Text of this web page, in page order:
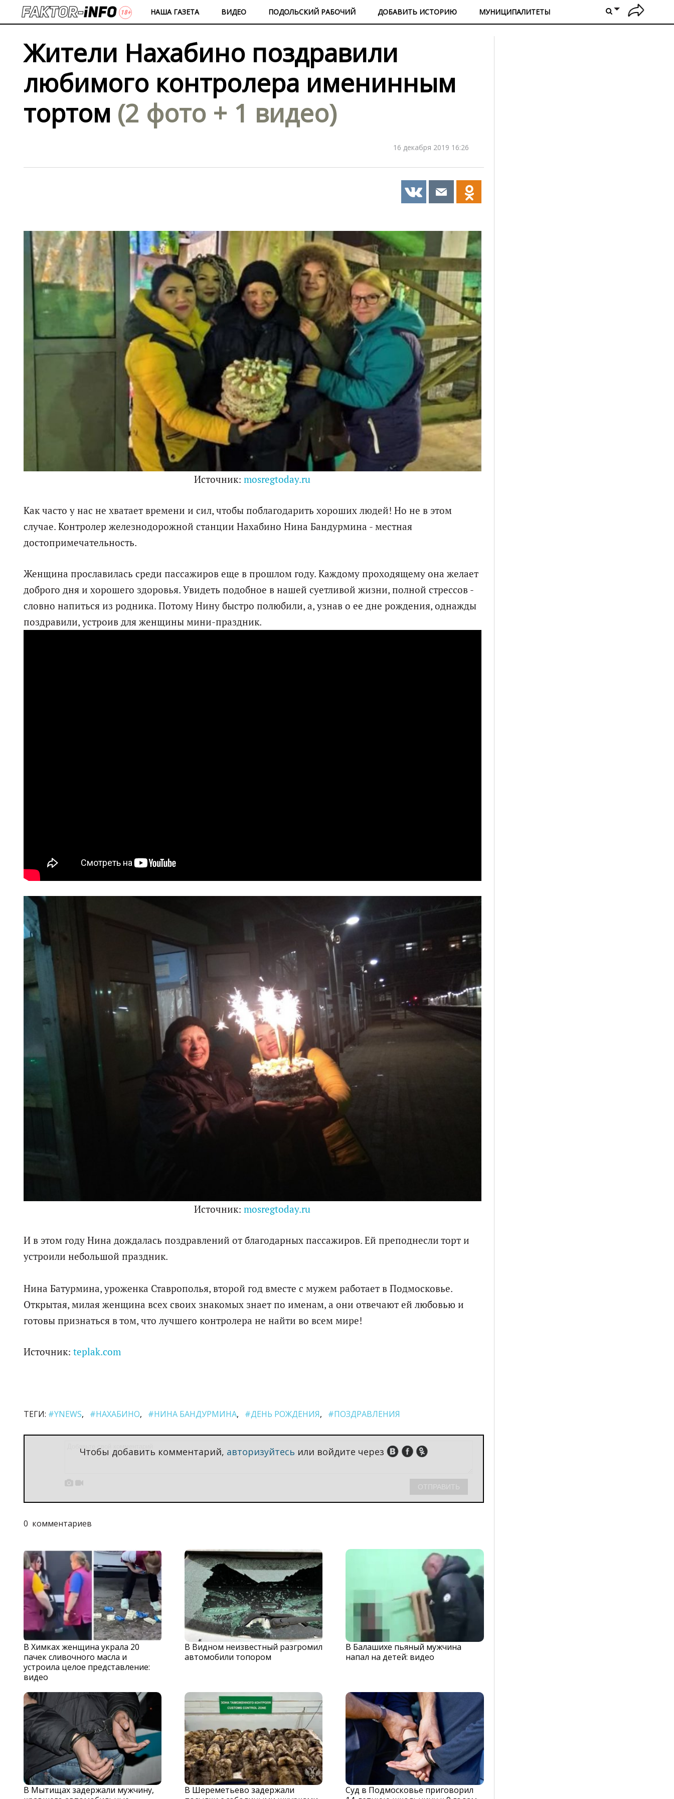
НАША ГАЗЕТА ВИДЕО ПОДОЛЬСКИЙ РАБОЧИЙ ДОБАВИТЬ ИСТОРИЮ МУНИЦИПАЛИТЕТЫ
Жители Нахабино поздравили
любимого контролера именинным
тортом (2 фото + 1 видео)
16 декабря 2019 16:26
Источник:mosregtoday.ru
Как часто у нас не хватает времени и сил, чтобы поблагодарить хороших людей! Но не в этом
случае. Контролер железнодорожной станции Нахабино Нина Бандурмина - местная
достопримечательность.
Женщина прославилась среди пассажиров еще в прошлом году. Каждому проходящему она желает
доброго дня и хорошего здоровья. Увидеть подобное в нашей суетливой жизни, полной стрессов -
словно напиться из родника. Потому Нину быстро полюбили, а, узнав о ее дне рождения, однажды
поздравили, устроив для женщины мини-праздник.
Источник:mosregtoday.ru
И в этом году Нина дождалась поздравлений от благодарных пассажиров. Ей преподнесли торт и
устроили небольшой праздник.
Нина Батурмина, уроженка Ставрополья, второй год вместе с мужем работает в Подмосковье.
Открытая, милая женщина всех своих знакомых знает по именам, а они отвечают ей любовью и
готовы признаться в том, что лучшего контролера не найти во всем мире!
Источник: teplak.com
ТЕГИ: #YNEWS #НАХАБИНО #НИНА БАНДУРМИНА #ДЕНЬ РОЖДЕНИЯ #ПОЗДРАВЛЕНИЯ
Чтобы добавить комментарий, авторизуйтесь или войдите через
 
0 комментариев
В Химках женщина украла 20
пачек сливочного масла и
устроила целое представление:
видео
В Видном неизвестный разгромил
автомобили топором
В Балашихе пьяный мужчина
напал на детей: видео
В Мытищах задержали мужчину,
В Шереметьево задержали
Суд в Подмосковье приговорил